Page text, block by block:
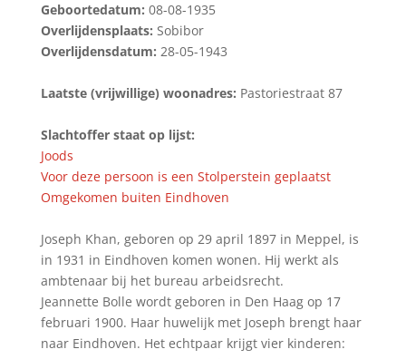
Geboortedatum: 08-08-1935
Overlijdensplaats: Sobibor
Overlijdensdatum: 28-05-1943
Laatste (vrijwillige) woonadres: Pastoriestraat 87
Slachtoffer staat op lijst:
Joods
Voor deze persoon is een Stolperstein geplaatst
Omgekomen buiten Eindhoven
Joseph Khan, geboren op 29 april 1897 in Meppel, is
in 1931 in Eindhoven komen wonen. Hij werkt als
ambtenaar bij het bureau arbeidsrecht.
Jeannette Bolle wordt geboren in Den Haag op 17
februari 1900. Haar huwelijk met Joseph brengt haar
naar Eindhoven. Het echtpaar krijgt vier kinderen: